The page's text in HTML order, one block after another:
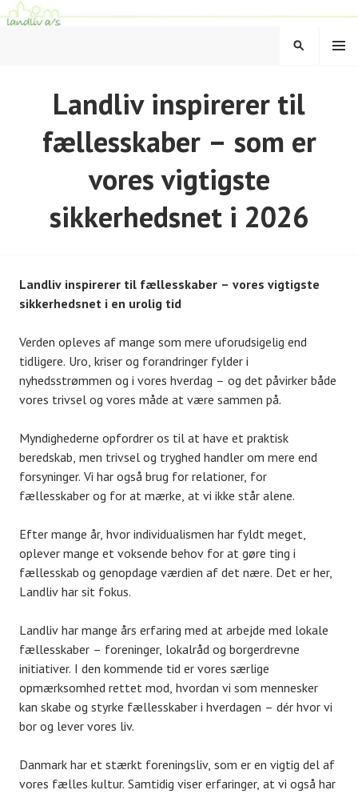
Hop
til
LANDLIV
MENU
SØG
Landliv inspirerer til
fællesskaber – som er
vores vigtigste
sikkerhedsnet i 2026
Landliv inspirerer til fællesskaber – vores vigtigste
sikkerhedsnet i en urolig tid
Verden opleves af mange som mere uforudsigelig end
tidligere. Uro, kriser og forandringer fylder i
nyhedsstrømmen og i vores hverdag – og det påvirker både
vores trivsel og vores måde at være sammen på.
Myndighederne opfordrer os til at have et praktisk
beredskab, men trivsel og tryghed handler om mere end
forsyninger. Vi har også brug for relationer, for
fællesskaber og for at mærke, at vi ikke står alene.
Efter mange år, hvor individualismen har fyldt meget,
oplever mange et voksende behov for at gøre ting i
fællesskab og genopdage værdien af det nære. Det er her,
Landliv har sit fokus.
Landliv har mange års erfaring med at arbejde med lokale
fællesskaber – foreninger, lokalråd og borgerdrevne
initiativer. I den kommende tid er vores særlige
opmærksomhed rettet mod, hvordan vi som mennesker
kan skabe og styrke fællesskaber i hverdagen – dér hvor vi
bor og lever vores liv.
Danmark har et stærkt foreningsliv, som er en vigtig del af
vores fælles kultur. Samtidig viser erfaringer, at vi også har